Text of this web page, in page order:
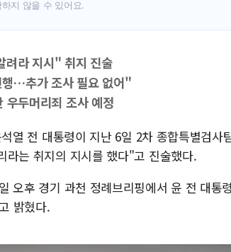
지 않을 수 있어요.
라 지시" 취지 진술
…추가 조사 필요 없어"
우두머리죄 조사 예정
열 전 대통령이 지난 6일 2차 종합특별검사
라는 취지의 지시를 했다"고 진술했다.
오후 경기 과천 정례브리핑에서 윤 전 대통
밝혔다.